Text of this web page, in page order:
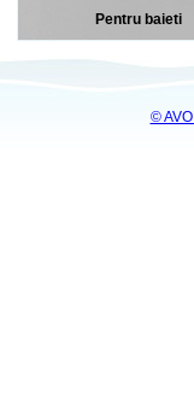
Pentru baieti
©